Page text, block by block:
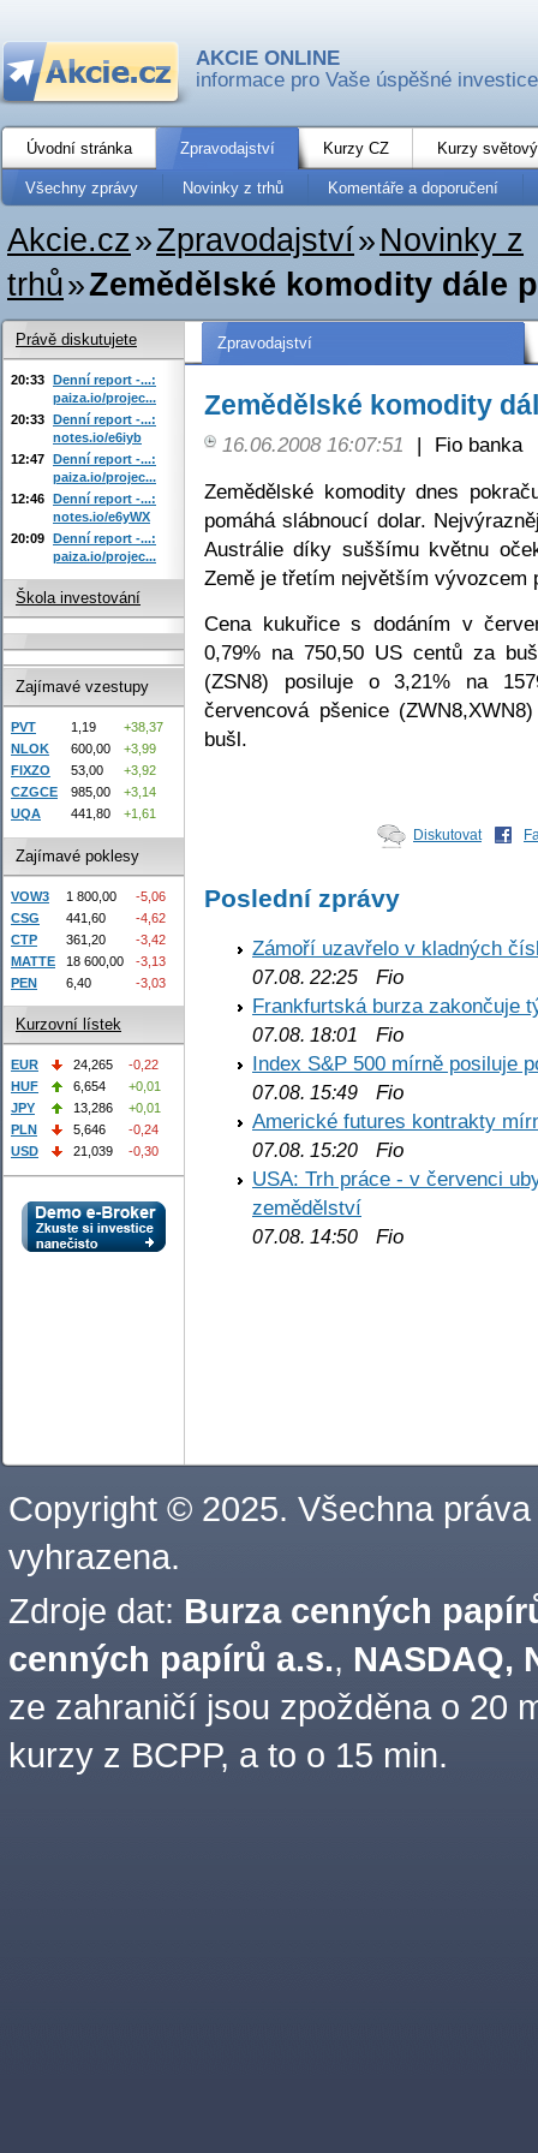
AKCIE ONLINE
informace pro Vaše úspěšné investice
Úvodní stránka Zpravodajství Kurzy CZ Kurzy
Všechny zprávy Novinky z trhů Komentáře a doporučení
Akcie.cz»Zpravodajství» Novinky z
trhů»Zemědělské komodity dále
Zpravodajství
Zemědělské komodity
16.06.2008 16:07:51 |
Fio banka
Zemědělské komodity dnes
pomáhá slábnoucí dolar.
Austrálie díky suššímu květnu
Země je třetím největším vývozcem
Cena kukuřice s dodáním v
0,79% na 750,50 US centů za
(ZSN8) posiluje o 3,21% na
červencová pšenice
bušl.
Diskutovat
Poslední zprávy
Zámoří uzavřelo v kladných
07.08. 22:25 Fio
Frankfurtská burza zakončuje
07.08. 18:01
Fio
Index S&P 500 mírně posiluje
07.08. 15:49 Fio
Americké futures kontrakty
07.08. 15:20 Fio
USA: Trh práce - v červenci
zemědělství
07.08. 14:50 Fio
Právě diskutujete
20:33 Denní report -...:
paiza.io/projec...
20:33 Denní report -...:
notes.io/e6iyb
12:47 Denní report -...:
paiza.io/projec...
12:46 Denní report -...:
notes.io/e6yWX
20:09 Denní report -...:
paiza.io/projec...
Škola investování
Zajímavé vzestupy
PVT 1,19
+38,37
NLOK
600,00
+3,99
FIXZO
53,00
+3,92
CZGCE
985,00
+3,14
UQA
441,80 +1,61
Zajímavé poklesy
VOW3 1 800,00
-5,06
CSG
441,60
-4,62
CTP
361,20
-3,42
MATTE
18 600,00
-3,13
PEN
6,40 -3,03
Kurzovní lístek
EUR 24,265
-0,22
HUF
6,654
+0,01
JPY
13,286
+0,01
PLN
5,646
-0,24
USD
21,039 -0,30
Copyright © 2025. Všechna práva
vyhrazena.
Zdroje dat: Burza cenných
cenných papírů a.s., NASDAQ,
ze zahraničí jsou zpožděna o 20
kurzy z BCPP, a to o 15 min.